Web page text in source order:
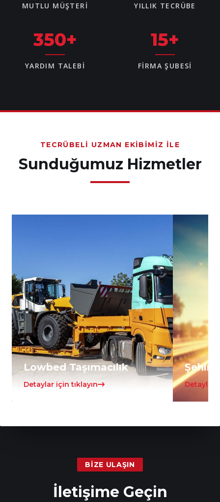
MUTLU MÜŞTERI YILLIK TECRÜBE
350+
YARDIM TALEBI
15+
FIRMA ŞUBESI
TECRÜBELI UZMAN EKIBIMIZ İLE
Sunduğumuz Hizmetler
Lowbed Taşımacılık
Detaylar için tıklayın Detaylar
BIZE ULAŞIN
İletişime Geçin